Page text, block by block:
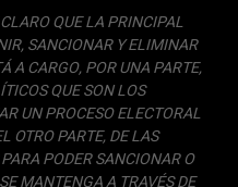
QUE LA PRINCIPAL
SANCIONAR Y ELIMINAR
A CARGO, POR UNA PARTE,
QUE SON LOS
UN PROCESO ELECTORAL
OTRO PARTE, DE LAS
PODER SANCIONAR O
MANTENGA A TRAVÉS DE